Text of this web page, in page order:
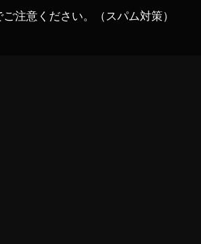
注意ください。（スパム対策）